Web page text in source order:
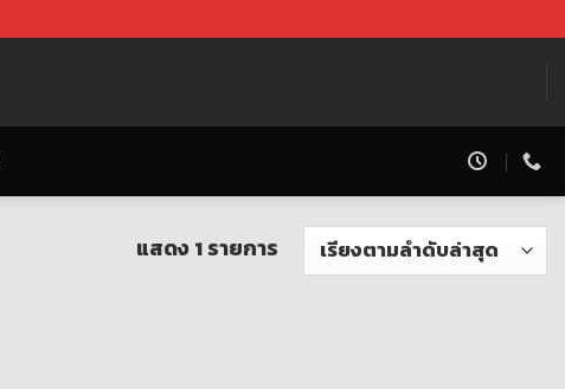
แสดง 1 รายการ